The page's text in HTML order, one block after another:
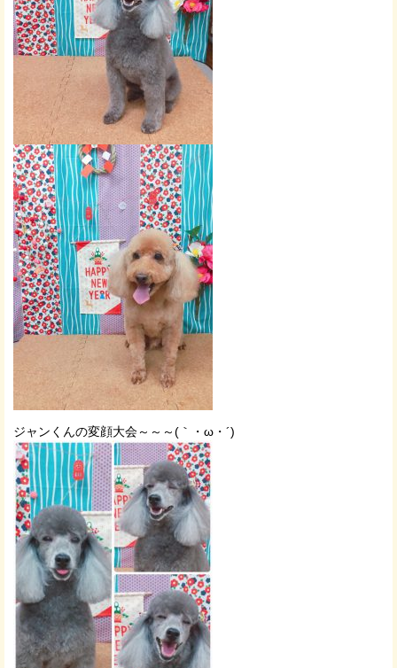
ジャンくんの変顔大会～～～(｀・ω・´)